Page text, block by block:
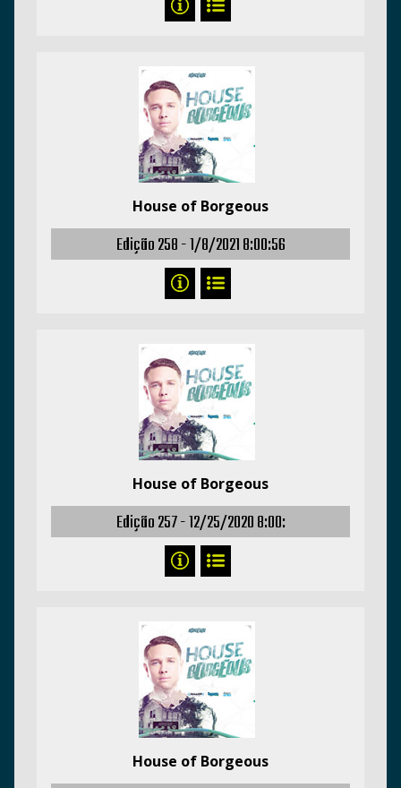
House of Borgeous
Edição 258 -1/8/2021 8:00:56
House of Borgeous
Edição 257 -12/25/2020 8:00:
House of Borgeous